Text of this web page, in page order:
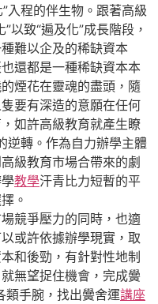
入程的伴生物。跟著高級
以致“遍及化”成長階段，
難以企及的稀缺資本
還都是一種稀缺資本本
煙花在靈魂的盡頭，隨
要有深造的意願在任何
如許高級教育就產生瞭
逆轉。作為自力辦學主體
級教育市場合帶來的劇
教學汗青比力短暫的平
。
爭壓力的同時，也適
或許依據辦學現實，取
和後勁，有針對性地制
無望捉住機會，完成黌
類手腕，找出黌舍運講座